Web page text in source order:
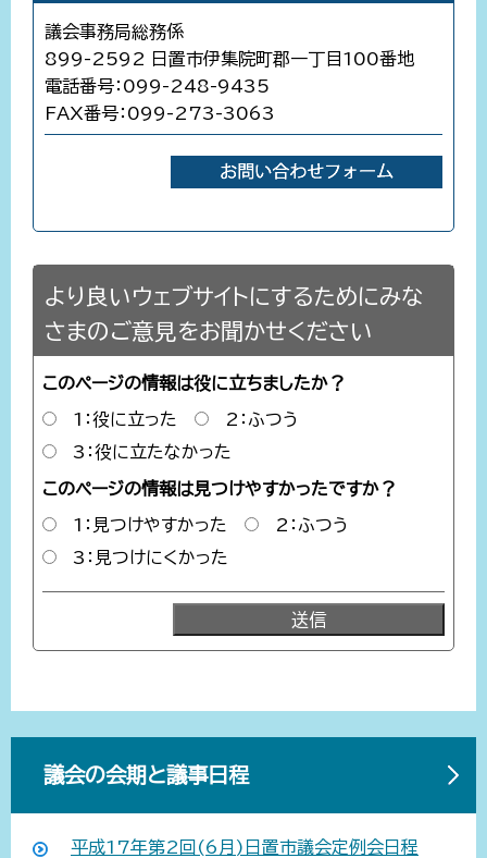
議会事務局総務係
899-2592 日置市伊集院町郡一丁目100番地
電話番号：099-248-9435
FAX番号：099-273-3063
より良いウェブサイトにするためにみな
さまのご意見をお聞かせください
このページの情報は役に立ちましたか？
1：役に立った
2：ふつう
3：役に立たなかった
このページの情報は見つけやすかったですか？
1：見つけやすかった
2：ふつう
3：見つけにくかった
議会の会期と議事日程
平成17年第2回(6月)日置市議会定例会日程